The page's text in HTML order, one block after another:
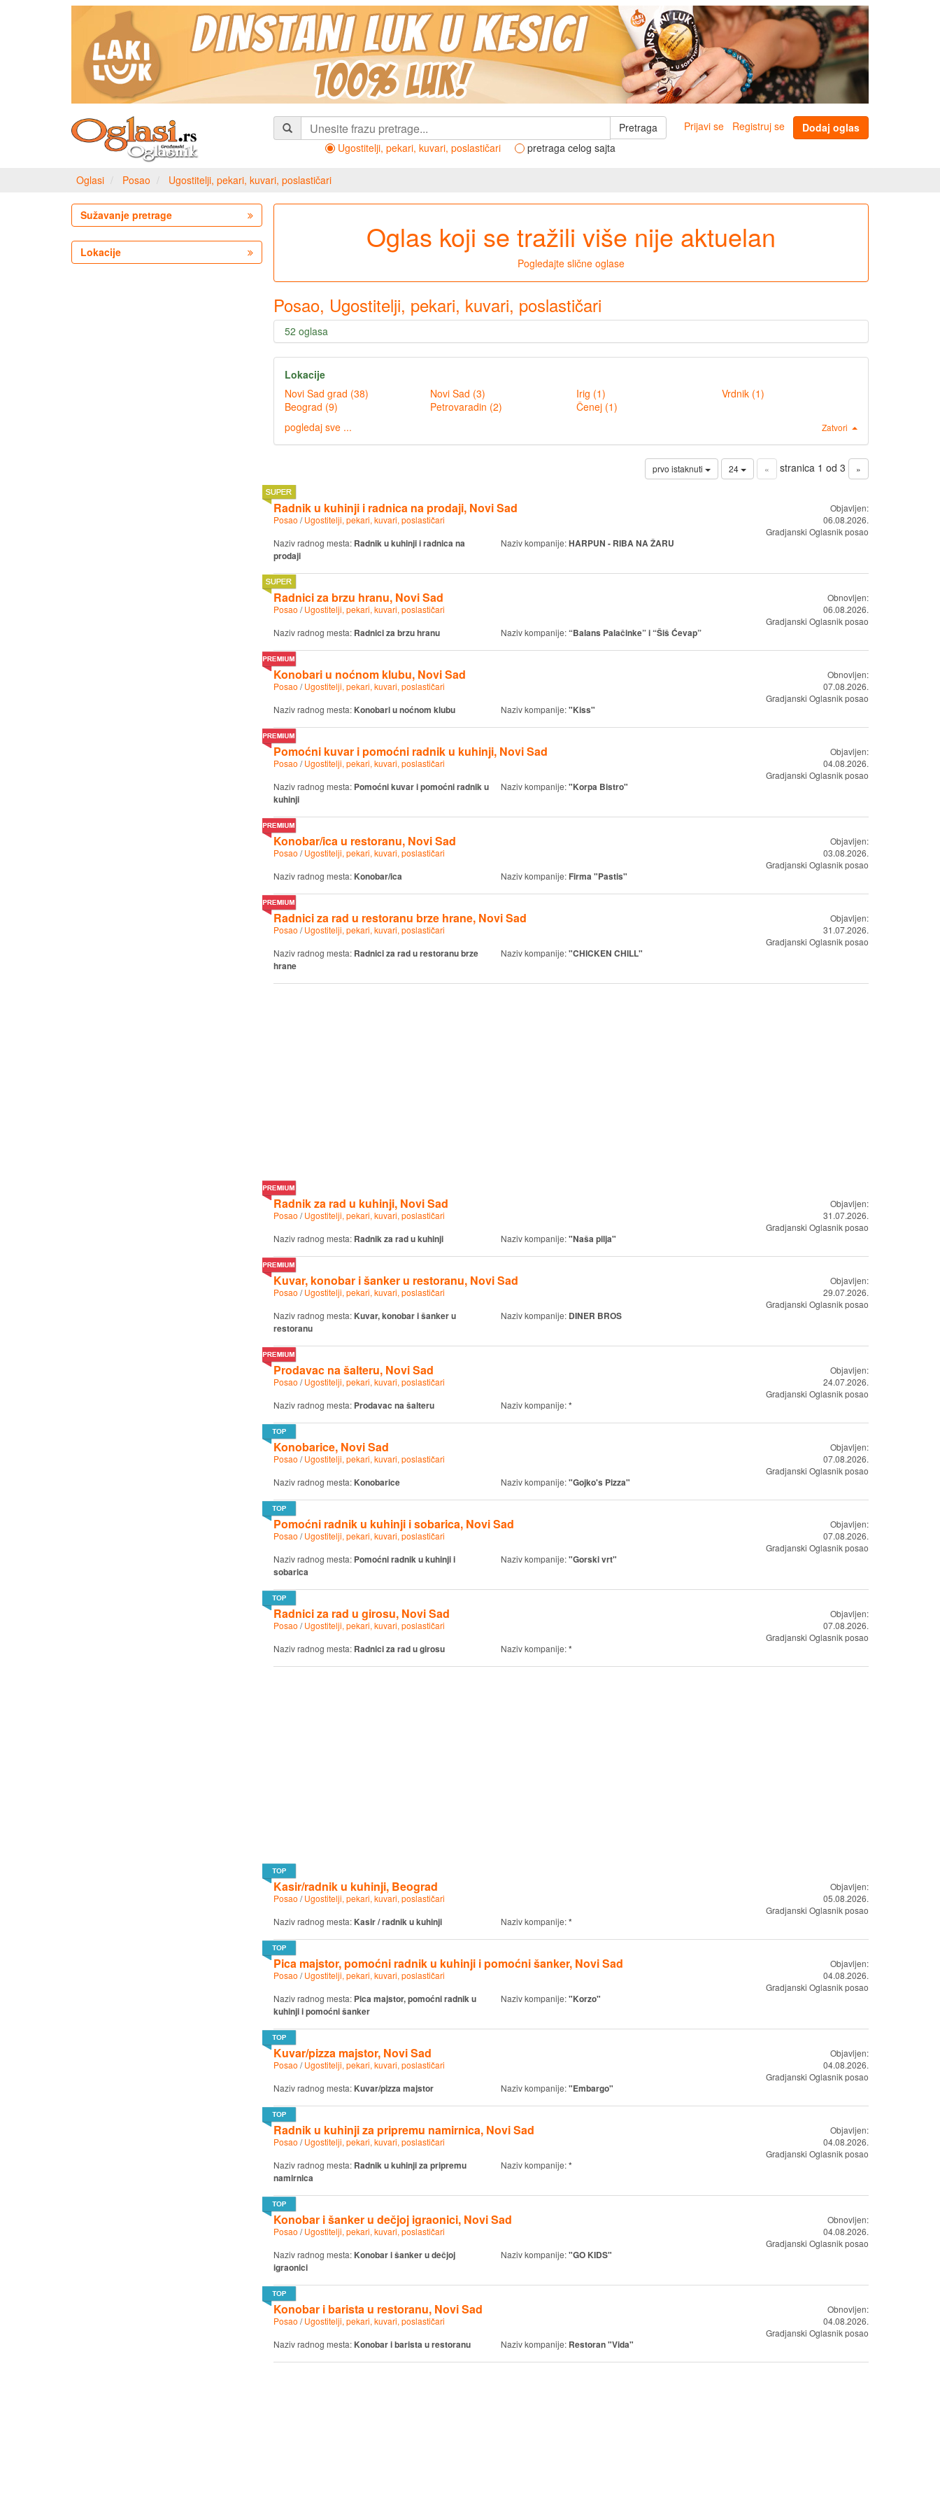
Pretraga
Ugostitelji, pekari, kuvari, poslastičari
pretraga celog sajta
Prijavi se Registruj se Dodaj oglas
Oglasi Posao Ugostitelji, pekari, kuvari, poslastičari
Sužavanje pretrage
Lokacije Oglas koji se tražili više nije aktuelan
Pogledajte slične oglase
Posao, Ugostitelji, pekari, kuvari, poslastičari
52 oglasa
Lokacije
Novi Sad grad (38)
Beograd (9)
Novi Sad (3)
Petrovaradin (2)
Irig (1)
Čenej (1)
Vrdnik (1)
pogledaj sve ... Zatvori
prvo istaknuti 24 « stranica 1 od 3 »
Radnik u kuhinji i radnica na prodaji, Novi Sad
Posao /Ugostitelji, pekari, kuvari, poslastičari
Naziv radnog mesta: Radnik u kuhinji i radnica na
prodaji
Naziv kompanije:HARPUN - RIBA NA ŽARU
Objavljen:
06.08.2026.
Gradjanski Oglasnik posao
Radnici za brzu hranu, Novi Sad
Posao /Ugostitelji, pekari, kuvari, poslastičari
Naziv radnog mesta: Radnici za brzu hranu Naziv kompanije:“Balans Palačinke” i “Šiš Ćevap”
Obnovljen:
06.08.2026.
Gradjanski Oglasnik posao
Konobari u noćnom klubu, Novi Sad
Posao /Ugostitelji, pekari, kuvari, poslastičari
Naziv radnog mesta: Konobari u noćnom klubu Naziv kompanije:"Kiss"
Obnovljen:
07.08.2026.
Gradjanski Oglasnik posao
Pomoćni kuvar i pomoćni radnik u kuhinji, Novi Sad
Posao /Ugostitelji, pekari, kuvari, poslastičari
Naziv radnog mesta: Pomoćni kuvar i pomoćni radnik u
kuhinji
Naziv kompanije:"Korpa Bistro"
Objavljen:
04.08.2026.
Gradjanski Oglasnik posao
Konobar/ica u restoranu, Novi Sad
Posao /Ugostitelji, pekari, kuvari, poslastičari
Naziv radnog mesta: Konobar/ica Naziv kompanije: Firma "Pastis"
Objavljen:
03.08.2026.
Gradjanski Oglasnik posao
Radnici za rad u restoranu brze hrane, Novi Sad
Posao /Ugostitelji, pekari, kuvari, poslastičari
Naziv radnog mesta: Radnici za rad u restoranu brze
hrane
Naziv kompanije:"CHICKEN CHILL"
Objavljen:
31.07.2026.
Gradjanski Oglasnik posao
Radnik za rad u kuhinji, Novi Sad
Posao /Ugostitelji, pekari, kuvari, poslastičari
Naziv radnog mesta: Radnik za rad u kuhinji Naziv kompanije:"Naša pilja"
Objavljen:
31.07.2026.
Gradjanski Oglasnik posao
Kuvar, konobar i šanker u restoranu, Novi Sad
Posao /Ugostitelji, pekari, kuvari, poslastičari
Naziv radnog mesta: Kuvar, konobar i šanker u
restoranu
Naziv kompanije: DINER BROS
Objavljen:
29.07.2026.
Gradjanski Oglasnik posao
Prodavac na šalteru, Novi Sad
Posao /Ugostitelji, pekari, kuvari, poslastičari
Naziv radnog mesta: Prodavac na šalteru Naziv kompanije:*
Objavljen:
24.07.2026.
Gradjanski Oglasnik posao
Konobarice, Novi Sad
Posao /Ugostitelji, pekari, kuvari, poslastičari
Naziv radnog mesta: Konobarice Naziv kompanije:"Gojko's Pizza"
Objavljen:
07.08.2026.
Gradjanski Oglasnik posao
Pomoćni radnik u kuhinji i sobarica, Novi Sad
Posao /Ugostitelji, pekari, kuvari, poslastičari
Naziv radnog mesta: Pomoćni radnik u kuhinji i
sobarica
Naziv kompanije:"Gorski vrt"
Objavljen:
07.08.2026.
Gradjanski Oglasnik posao
Radnici za rad u girosu, Novi Sad
Posao /Ugostitelji, pekari, kuvari, poslastičari
Naziv radnog mesta: Radnici za rad u girosu Naziv kompanije:*
Objavljen:
07.08.2026.
Gradjanski Oglasnik posao
Kasir/radnik u kuhinji, Beograd
Posao /Ugostitelji, pekari, kuvari, poslastičari
Naziv radnog mesta: Kasir / radnik u kuhinji Naziv kompanije:*
Objavljen:
05.08.2026.
Gradjanski Oglasnik posao
Pica majstor, pomoćni radnik u kuhinji i pomoćni šanker, Novi Sad
Posao /Ugostitelji, pekari, kuvari, poslastičari
Naziv radnog mesta: Pica majstor, pomoćni radnik u
kuhinji i pomoćni šanker
Naziv kompanije:"Korzo"
Objavljen:
04.08.2026.
Gradjanski Oglasnik posao
Kuvar/pizza majstor, Novi Sad
Posao /Ugostitelji, pekari, kuvari, poslastičari
Naziv radnog mesta: Kuvar/pizza majstor Naziv kompanije:"Embargo"
Objavljen:
04.08.2026.
Gradjanski Oglasnik posao
Radnik u kuhinji za pripremu namirnica, Novi Sad
Posao /Ugostitelji, pekari, kuvari, poslastičari
Naziv radnog mesta: Radnik u kuhinji za pripremu
namirnica
Naziv kompanije:*
Objavljen:
04.08.2026.
Gradjanski Oglasnik posao
Konobar i šanker u dečjoj igraonici, Novi Sad
Posao /Ugostitelji, pekari, kuvari, poslastičari
Naziv radnog mesta: Konobar i šanker u dečjoj
igraonici
Naziv kompanije:"GO KIDS"
Obnovljen:
04.08.2026.
Gradjanski Oglasnik posao
Konobar i barista u restoranu, Novi Sad
Posao /Ugostitelji, pekari, kuvari, poslastičari
Naziv radnog mesta: Konobar i barista u restoranu Naziv kompanije: Restoran "Vida"
Obnovljen:
04.08.2026.
Gradjanski Oglasnik posao